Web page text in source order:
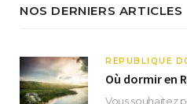
NOS DERNIERS ARTICLES
RÉPUBLIQUE
Où dormir en